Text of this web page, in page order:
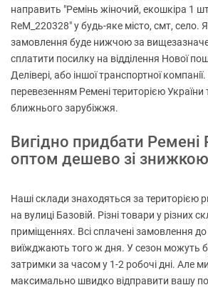
направить "Ремінь жіночий, екошкіра 1
ReM_220328" у будь-яке місто, смт, село.
замовлення буде нижчою за
сплатити посилку на відділення Нової
Делівері, або іншої транспортної
перевезенням Ремені територією України
ближнього зарубіжжя.
Вигідно придбати Ремені
оптом дешево зі знижкою
Наші склади знаходяться за територією
на вулиці Базовій. Різні товари у різних
приміщеннях. Всі сплачені замовлення
виїжджають того ж дня. У сезон можуть
затримки за часом у 1-2 робочі дні. Але
максимально швидко відправити вашу